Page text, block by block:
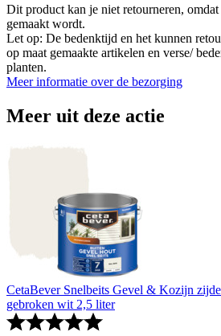
Dit product kan je niet retourneren,
gemaakt wordt.
Let op: De bedenktijd en het kunnen
op maat gemaakte artikelen en verse/
planten.
Meer informatie over de bezorging
Meer uit deze actie
CetaBever Snelbeits Gevel & Kozijn
gebroken wit 2,5 liter